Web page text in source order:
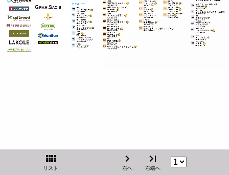
リスト 右へ 右端へ